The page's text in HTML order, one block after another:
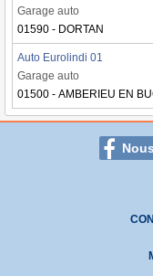
Garage auto
01590 - DORTAN
Auto Eurolindi 01
Garage auto
01500 - AMBERIEU EN